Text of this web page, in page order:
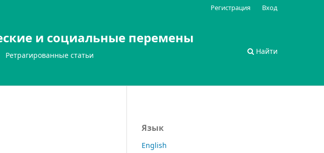
и социальные перемены
Ретрагированные статьи Найти
Регистрация Вход
Язык
English